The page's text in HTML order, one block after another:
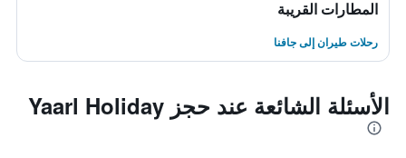
المطارات القريبة
رحلات طيران إلى جافنا
الأسئلة الشائعة عند حجز Yaarl Holiday